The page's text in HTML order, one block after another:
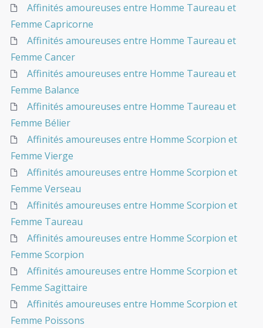
Affinités amoureuses entre Homme Taureau et
Femme Capricorne
Affinités amoureuses entre Homme Taureau et
Femme Cancer
Affinités amoureuses entre Homme Taureau et
Femme Balance
Affinités amoureuses entre Homme Taureau et
Femme Bélier
Affinités amoureuses entre Homme Scorpion et
Femme Vierge
Affinités amoureuses entre Homme Scorpion et
Femme Verseau
Affinités amoureuses entre Homme Scorpion et
Femme Taureau
Affinités amoureuses entre Homme Scorpion et
Femme Scorpion
Affinités amoureuses entre Homme Scorpion et
Femme Sagittaire
Affinités amoureuses entre Homme Scorpion et
Femme Poissons